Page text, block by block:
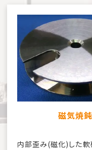
磁気焼鈍
内部歪み(磁化)した